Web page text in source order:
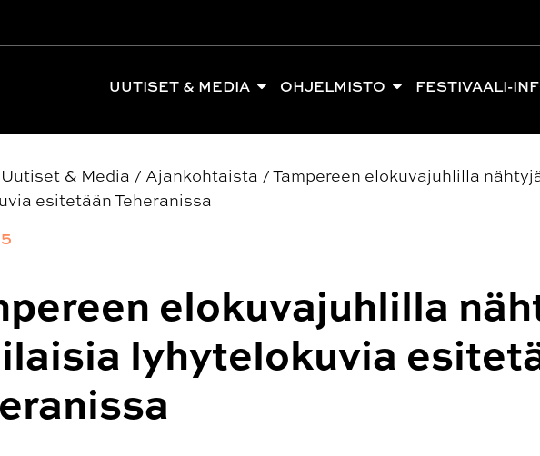
UUTISET & MEDIA OHJELMISTO FESTIVAALI-
Uutiset & Media / Ajankohtaista /Tampereen elokuvajuhlilla
esitetään Teheranissa
elokuvajuhlilla
lyhytelokuvia